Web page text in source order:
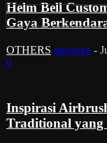
Helm Bell
Gaya
OTHERS tinusoke -
0
Inspirasi
Traditional yang